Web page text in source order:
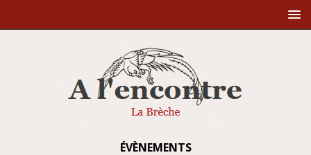
ÉVÈNEMENTS